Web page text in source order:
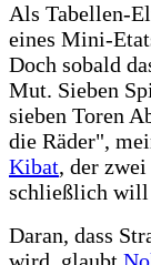
Als Tabellen-
eines Mini-
Doch sobald
Mut. Sieben
sieben Toren
die Räder",
Kibat, der
schließlich will
Daran, dass